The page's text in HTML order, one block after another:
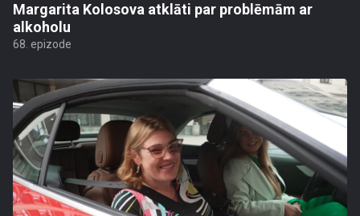
Margarita Kolosova atklāti par problēmām ar
alkoholu
68. epizode